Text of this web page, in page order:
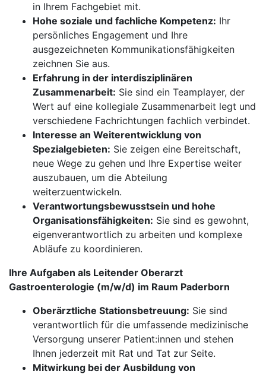
in Ihrem Fachgebiet mit.
Hohe soziale und fachliche Kompetenz: Ihr
persönliches Engagement und Ihre
ausgezeichneten Kommunikationsfähigkeiten
zeichnen Sie aus.
Erfahrung in der interdisziplinären
Zusammenarbeit: Sie sind ein Teamplayer, der
Wert auf eine kollegiale Zusammenarbeit legt und
verschiedene Fachrichtungen fachlich verbindet.
Interesse an Weiterentwicklung von
Spezialgebieten: Sie zeigen eine Bereitschaft,
neue Wege zu gehen und Ihre Expertise weiter
auszubauen, um die Abteilung
weiterzuentwickeln.
Verantwortungsbewusstsein und hohe
Organisationsfähigkeiten: Sie sind es gewohnt,
eigenverantwortlich zu arbeiten und komplexe
Abläufe zu koordinieren.
Ihre Aufgaben als Leitender Oberarzt
Gastroenterologie (m/w/d) im Raum Paderborn
Oberärztliche Stationsbetreuung: Sie sind
verantwortlich für die umfassende medizinische
Versorgung unserer Patient:innen und stehen
Ihnen jederzeit mit Rat und Tat zur Seite.
Mitwirkung bei der Ausbildung von